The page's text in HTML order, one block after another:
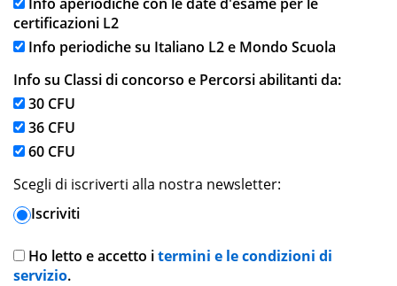
certificazioni L2
Info periodiche su Italiano L2 e Mondo Scuola
Info su Classi di concorso e Percorsi abilitanti da:
30 CFU
36 CFU
60 CFU
Scegli di iscriverti alla nostra newsletter:
Iscriviti
Ho letto e accetto itermini e le condizioni di
servizio.